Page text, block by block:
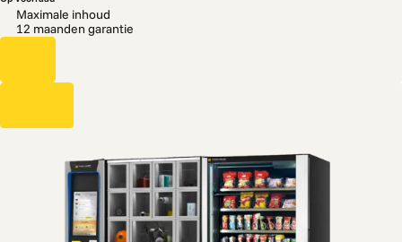
Maximale inhoud
12 maanden garantie